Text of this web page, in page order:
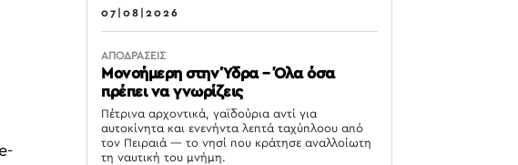
07|08|2026
ΑΠΟΔΡΑΣΕΙΣ
Μονοήμερη στην Ύδρα – Όλα όσα
πρέπει να γνωρίζεις
Πέτρινα αρχοντικά, γαϊδούρια αντί για
αυτοκίνητα και ενενήντα λεπτά ταχύπλοου από
τον Πειραιά — το νησί που κράτησε αναλλοίωτη
τη ναυτική του μνήμη.